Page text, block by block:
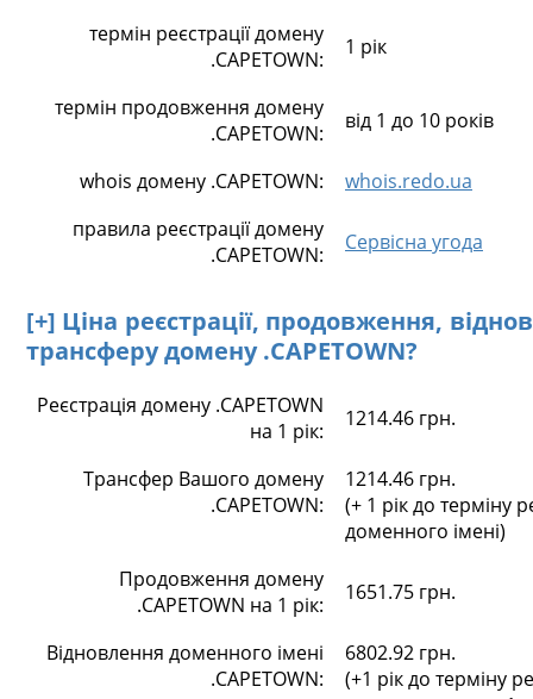
термін реєстрації домену
.CAPETOWN:
1 рік
термін продовження домену
.CAPETOWN:
від 1 до 10 років
whois домену .CAPETOWN:
whois.redo.ua
правила реєстрації домену
.CAPETOWN:
Сервісна угода
[+] Ціна реєстрації, продовження,
трансферу домену .CAPETOWN?
Реєстрація домену .CAPETOWN
на 1 рік:
1214.46 грн.
Трансфер Вашого домену
.CAPETOWN:
1214.46 грн.
(+ 1 рік до терміну
доменного імені)
Продовження домену
.CAPETOWN на 1 рік:
1651.75 грн.
Відновлення доменного імені
.CAPETOWN:
6802.92 грн.
(+1 рік до терміну